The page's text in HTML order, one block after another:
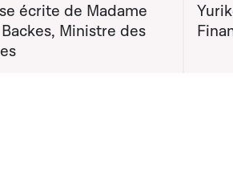
écrite de Madame
Ministre des